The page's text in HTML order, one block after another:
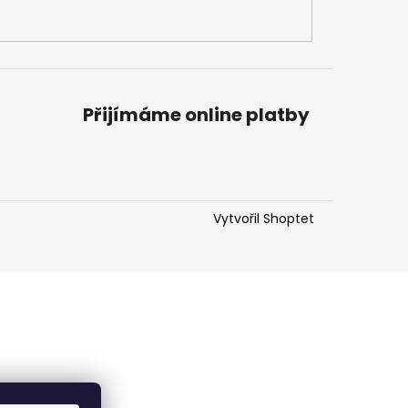
Přijímáme online platby
Vytvořil Shoptet